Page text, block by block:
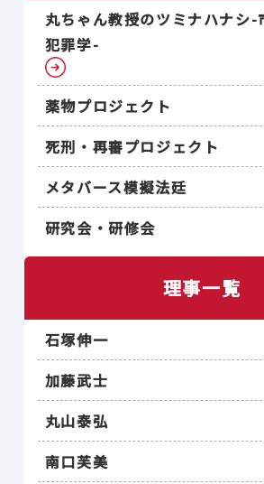
丸ちゃん教授のツミナハナシ-
犯罪学-
薬物プロジェクト
死刑・再審プロジェクト
メタバース模擬法廷
研究会・研修会
理事一覧
石塚伸一
加藤武士
丸山泰弘
南口芙美